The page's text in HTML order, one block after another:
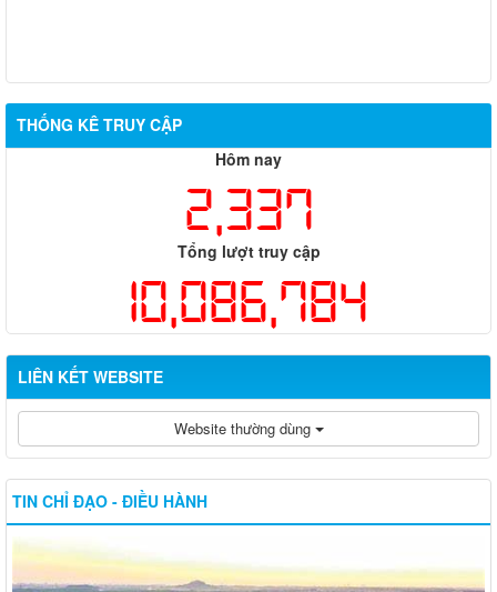
THỐNG KÊ TRUY CẬP
Hôm nay
2,337
Tổng lượt truy cập
10,086,784
LIÊN KẾT WEBSITE
Website thường dùng
TIN CHỈ ĐẠO - ĐIỀU HÀNH